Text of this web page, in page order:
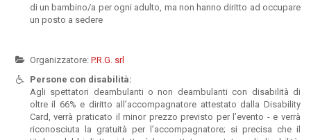
di un bambino/a per ogni adulto, ma non hanno diritto ad occupare
un posto a sedere
Organizzatore: P.R.G. srl
Persone con disabilità:
Agli spettatori deambulanti o non deambulanti con disabilità di
oltre il 66% e diritto all’accompagnatore attestato dalla Disability
Card, verrà praticato il minor prezzo previsto per l’evento - e verrà
riconosciuta la gratuità per l’accompagnatore; si precisa che il